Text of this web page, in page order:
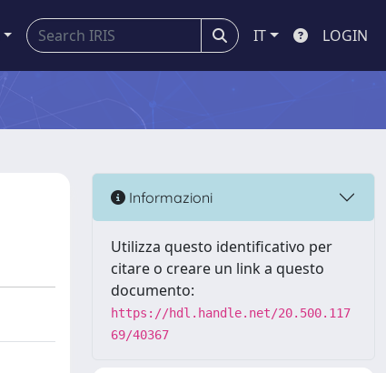
IT LOGIN
Informazioni
Utilizza questo identificativo per
citare o creare un link a questo
documento:
https://hdl.handle.net/20.500.117
69/40367